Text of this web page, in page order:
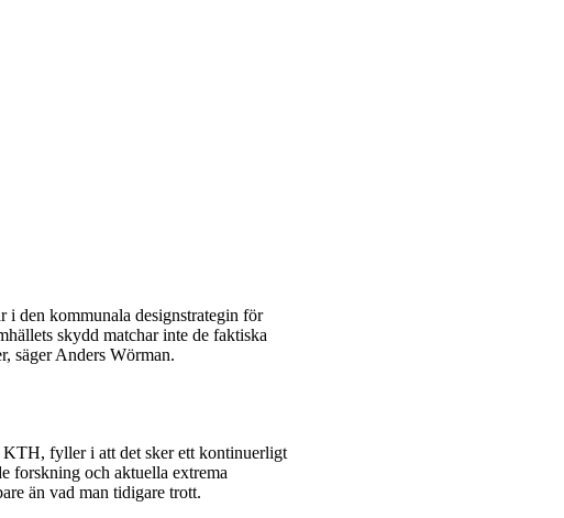
i den kommunala designstrategin för
skydd matchar inte de faktiska
säger Anders Wörman.
fyller i att det sker ett kontinuerligt
forskning och aktuella extrema
än vad man tidigare trott.